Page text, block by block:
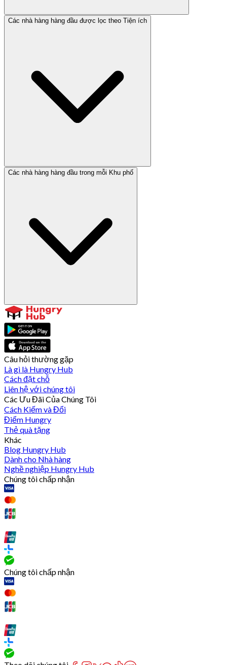
Các nhà hàng hàng đầu được lọc theo Tiện ích
Các nhà hàng hàng đầu trong mỗi Khu phố
Câu hỏi thường gặp
Là gì là Hungry Hub
Cách đặt chỗ
Liên hệ với chúng tôi
Các Ưu Đãi Của Chúng Tôi
Cách Kiếm và Đổi
Điểm Hungry
Thẻ quà tặng
Khác
Blog Hungry Hub
Dành cho Nhà hàng
Nghề nghiệp Hungry Hub
Chúng tôi chấp nhận
Chúng tôi chấp nhận